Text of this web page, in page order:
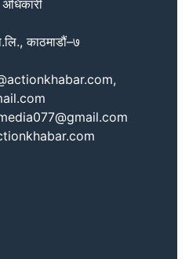
काठमाडौं–७